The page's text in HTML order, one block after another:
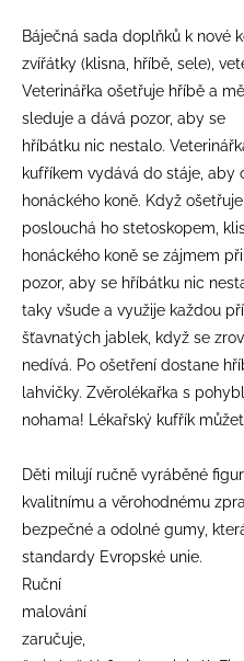
Báječná sada doplňků k nové
zvířátky (klisna, hříbě, sele),
Veterinářka ošetřuje hříbě a
sleduje a dává pozor, aby se
hříbátku nic nestalo.
kufříkem vydává do stáje, aby
honáckého koně. Když
poslouchá ho stetoskopem,
honáckého koně se zájmem
pozor, aby se hříbátku nic
taky všude a využije každou
šťavnatých jablek, když se
nedívá. Po ošetření dostane
lahvičky. Zvěrolékařka s
nohama! Lékařský kufřík
Děti milují ručně vyráběné
kvalitnímu a věrohodnému
bezpečné a odolné gumy,
standardy Evropské unie.
Ruční
malování
zaručuje,